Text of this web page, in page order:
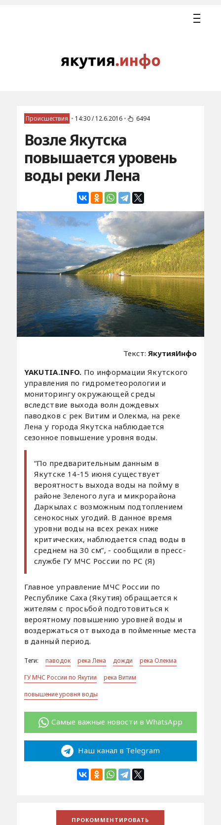
Происшествия • 14:30 / 12.6.2016 • 6494
Возле Якутска
повышается уровень
воды реки Лена
Текст:ЯкутияИнфо
YAKUTIA.INFO. По информации Якутского
управления по гидрометеорологии и
мониторингу окружающей среды
вследствие выхода волн дождевых
паводков с рек Витим и Олекма, на реке
Лена у города Якутска наблюдается
сезонное повышение уровня воды.
“По предварительным данным в
Якутске 14-15 июня существует
вероятность выхода воды на пойму в
районе Зеленого луга и микрорайона
Даркылах с возможным подтоплением
сенокосных угодий. В данное время
уровни воды на всех реках ниже
критических, наблюдается спад воды в
среднем на 30 см”, - сообщили в пресс-
службе ГУ МЧС России по РС (Я)
Главное управление МЧС России по
Республике Саха (Якутия) обращается к
жителям с просьбой подготовиться к
вероятному повышению уровней воды и
воздержаться от выхода в пойменные места
в данный период.
Теги: паводок река Лена дожди
река Олекма
ГУ МЧС России по Якутии
река Витим
повышение уровня воды
Самые важные новости в WhatsApp
Наш канал в Telegram